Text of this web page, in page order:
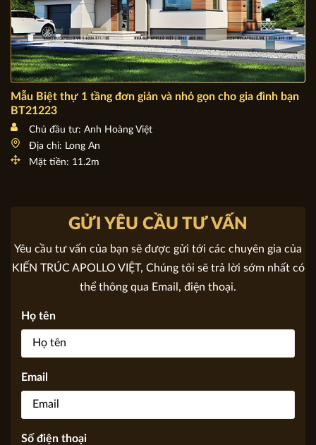
Mẫu Biệt thự 1 tầng đơn giản và nhỏ gọn cho gia đình bạn
BT21223
Chủ đầu tư: Anh Hoàng Việt
Địa chỉ: Long An
Mặt tiền: 11.2m
GỬI YÊU CẦU TƯ VẤN
Yêu cầu tư vấn của bạn sẽ được gửi tới các chuyên gia của
KIẾN TRÚC APOLLO VIỆT, Chúng tôi sẽ trả lời sớm nhất có
thể thông qua Email, điện thoại.
Họ tên
Email
Số điện thoại